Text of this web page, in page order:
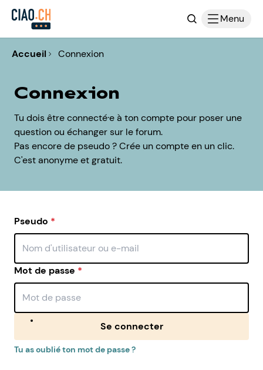
Recherche
Menu
Accueil Connexion
Connexion
Tu dois être connecté·e à ton compte pour poser une
question ou échanger sur le forum.
Pas encore de pseudo ? Crée un compte en un clic.
C'est anonyme et gratuit.
Pseudo *
Mot de passe *
Se connecter
Tu as oublié ton mot de passe ?